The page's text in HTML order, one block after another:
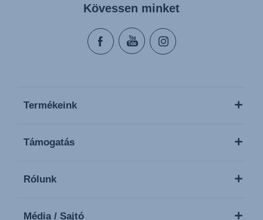
Kövessen minket
Termékeink
Támogatás
Rólunk
Média / Sajtó